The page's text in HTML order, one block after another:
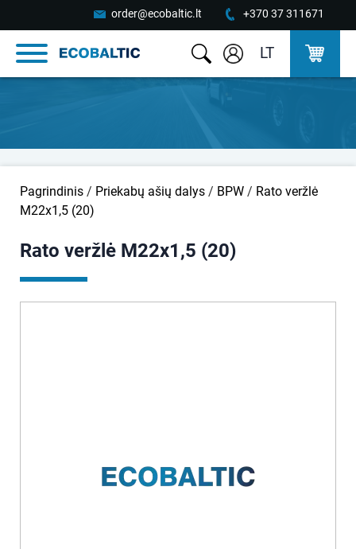
order@ecobaltic.lt +370 37 311671
LT
Pagrindinis / Priekabų ašių dalys / BPW / Rato veržlė
M22x1,5 (20)
Rato veržlė M22x1,5 (20)